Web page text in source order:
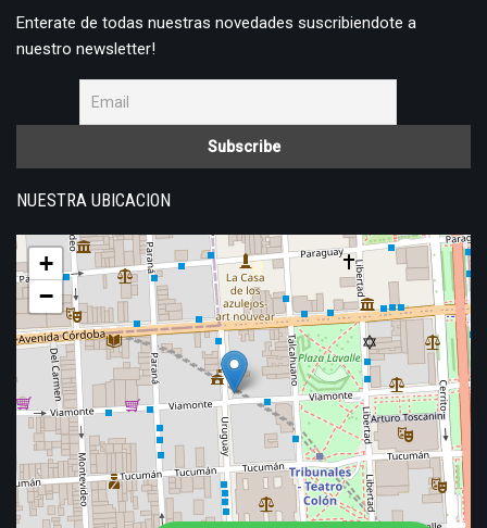
Enterate de todas nuestras novedades suscribiendote a
nuestro newsletter!
NUESTRA UBICACION
+
−